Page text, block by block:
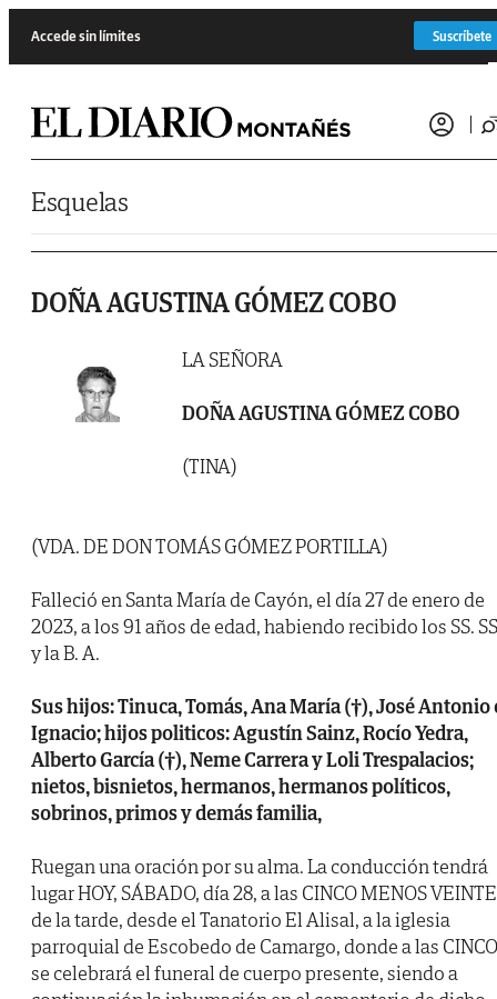
Accede sin límites Suscríbete
Esquelas
DOÑA AGUSTINA GÓMEZ COBO
LA SEÑORA
DOÑA AGUSTINA GÓMEZ COBO
(TINA)
(VDA. DE DON TOMÁS GÓMEZ PORTILLA)
Falleció en Santa María de Cayón, el día 27 de enero de
2023, a los 91 años de edad, habiendo recibido los SS.
y la B. A.
Sus hijos: Tinuca, Tomás, Ana María (†), José Antonio
Ignacio; hijos politicos: Agustín Sainz, Rocío Yedra,
Alberto García (†), Neme Carrera y Loli Trespalacios;
nietos, bisnietos, hermanos, hermanos políticos,
sobrinos, primos y demás familia,
Ruegan una oración por su alma. La conducción tendrá
lugar HOY, SÁBADO, día 28, a las CINCO MENOS VEINTE
de la tarde, desde el Tanatorio El Alisal, a la iglesia
parroquial de Escobedo de Camargo, donde a las
se celebrará el funeral de cuerpo presente, siendo a